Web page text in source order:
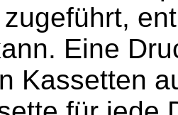
Eine
Kassetten